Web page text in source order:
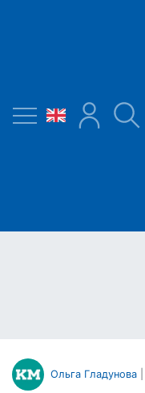
Ольга Гладунова